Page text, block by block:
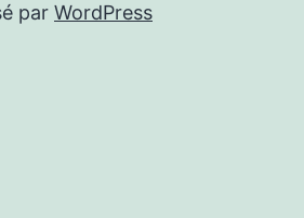
par WordPress